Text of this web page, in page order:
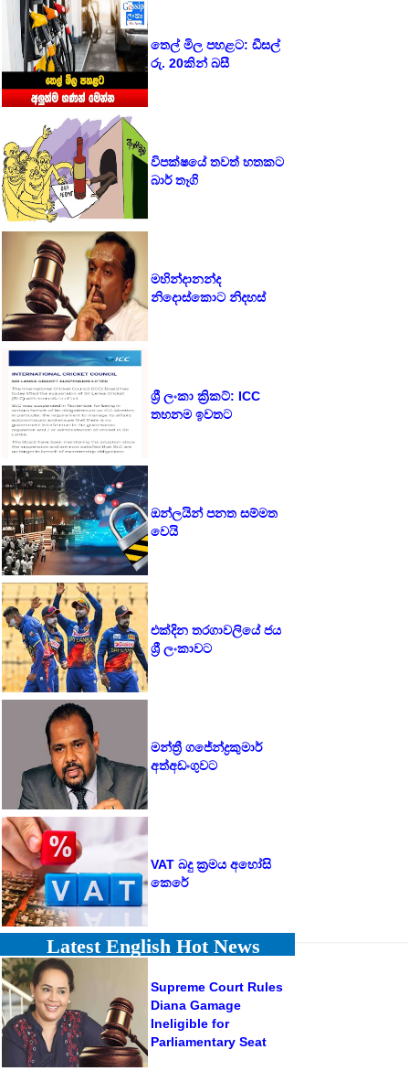
තෙල් මිල පහළට: ඩීසල්
රු. 20කින් බසී
විපක්ෂයේ තවත් හතකට
බාර් තෑගි
මහින්දානන්ද
නිදොස්කොට නිදහස්
ශ්‍රී ලංකා ක්‍රිකට්: ICC
තහනම ඉවතට
ඔන්ලයින් පනත සම්මත
වෙයි
එක්දින තරගාවලියේ ජය
ශ්‍රී ලංකාවට
මන්ත්‍රී ගජේන්ද්‍රකුමාර්
අත්අඩංගුවට
VAT බදු ක්‍රමය අහෝසි
කෙරේ
Latest English Hot News
Supreme Court Rules
Diana Gamage
Ineligible for
Parliamentary Seat